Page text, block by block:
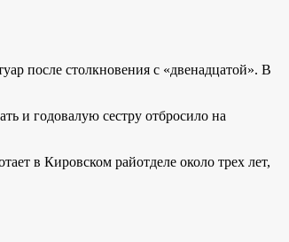
после столкновения с «двенадцатой». В
и годовалую сестру отбросило на
в Кировском райотделе около трех лет,